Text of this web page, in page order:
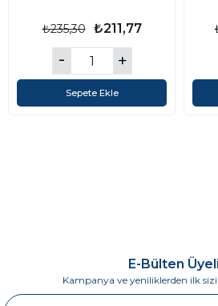
₺211,77
₺235,30
Sepete Ekle
E-Bülten
Kampanya ve yeniliklerden ilk